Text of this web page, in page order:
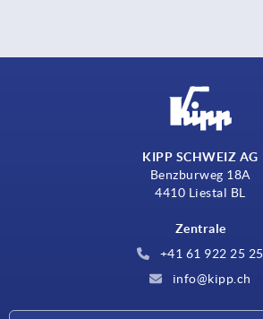
KIPP SCHWEIZ AG
Benzburweg 18A
4410 Liestal BL
Zentrale
+41 61 922 25 25
info@kipp.ch